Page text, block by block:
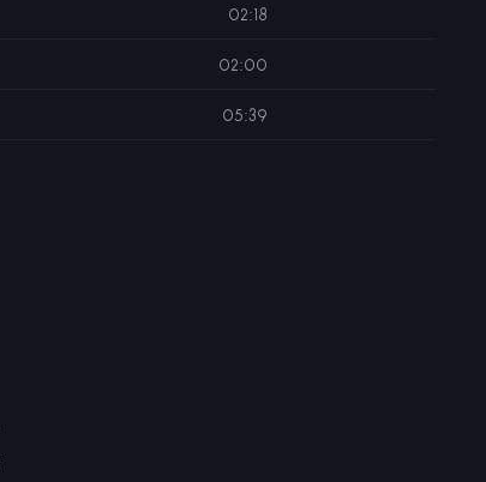
02:18
02:00
05:39